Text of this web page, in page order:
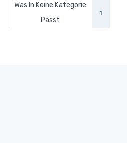
Was In Keine Kategorie
Passt
1